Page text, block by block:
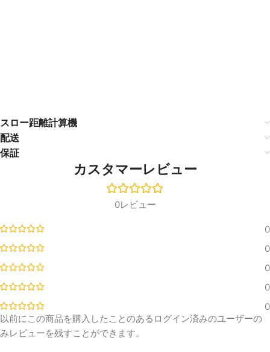
スロー距離計算機
配送
保証
カスタマーレビュー
0レビュー
0
0
0
0
0
以前にこの商品を購入したことのあるログイン済みのユーザーの
みレビューを残すことができます。